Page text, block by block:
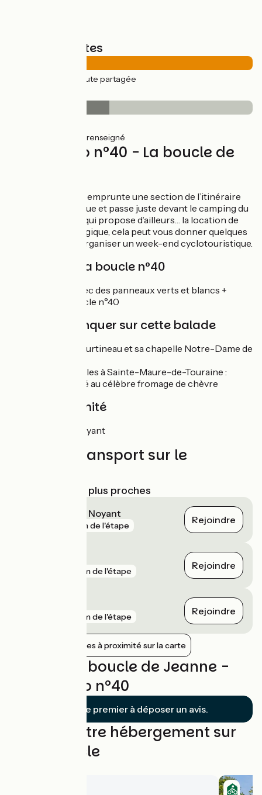
Types de routes
(100%) Route partagée
(59%) Non renseigné
Circuit vélo n°40 - La boucle de
Cette boucle vélo emprunte une section de l’itinéraire
de La Scandibérique et passe juste devant le camping du
Parc de Fierbois, qui propose d’ailleurs… la location de
vélos ! En toute logique, cela peut vous donner quelques
idées pour vous organiser un week-end cyclotouristique.
Balisage de la boucle n°40
Boucle balisée avec des panneaux verts et blancs +
numéro de la boucle n°40
À ne pas manquer sur cette balade
Vallée de Courtineau et sa chapelle Notre-Dame de
Les passerelles à Sainte-Maure-de-Touraine :
espace dédié au célèbre fromage de chèvre
Gare à proximité
Sainte-Maure-Noyant
Trains et transport sur le
Gares SNCF les plus proches
Sainte-Maure - Noyant
1 km de l'étape Rejoindre
6 km de l'étape Rejoindre
7 km de l'étape Rejoindre
Afficher les gares à proximité sur la carte
Avis sur La boucle de Jeanne -
Boucle vélo n°40
Soyez le premier à déposer un avis.
Trouvez votre hébergement sur
cette boucle